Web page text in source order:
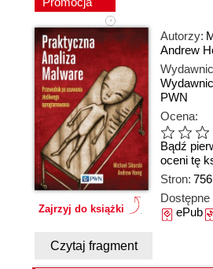
Zajrzyj do książki
Autorzy:
Andrew
PWN
Ocena:
Bądź
oceni tę
Stron: 756
ePub
Czytaj fragment